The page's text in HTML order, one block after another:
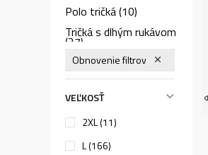
Polo tričká(10)
Tričká s dlhým rukávom
(27)
Tepláky(236)
Plavky(117)
Legíny(129)
Nohavice(63)
Košele(3)
Obnovenie filtrov
VEĽKOSŤ
2XL(11)
L(166)